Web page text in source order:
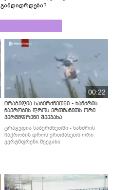
გამდიდრდება?
00:22
ტრაგედია საბერძნეთში - ხანძრის
ჩაქრობის დროს ერთმანეთს ორი
ვერტმფრენი შეეჯახა
ტრაგედია საბერძნეთში - ხანძრის
ჩაქრობის დროს ერთმანეთს ორი
ვერტმფრენი შეეჯახა